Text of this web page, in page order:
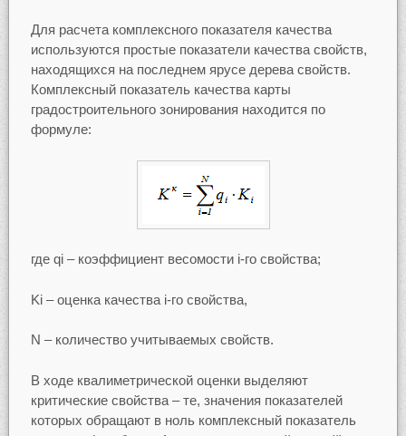
Для расчета комплексного показателя качества
используются простые показатели качества свойств,
находящихся на последнем ярусе дерева свойств.
Комплексный показатель качества карты
градостроительного зонирования находится по
формуле:
где qi – коэффициент весомости i-го свойства;
Ki – оценка качества i-го свойства,
N – количество учитываемых свойств.
В ходе квалиметрической оценки выделяют
критические свойства – те, значения показателей
которых обращают в ноль комплексный показатель